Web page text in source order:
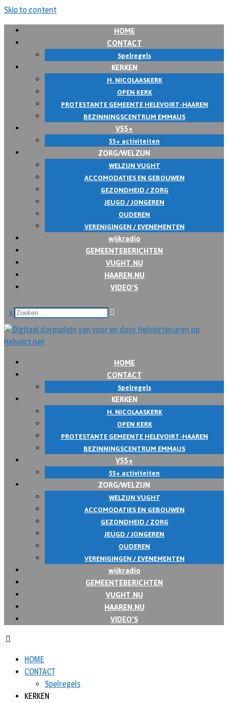
Skip to content
HOME
CONTACT
Spelregels
KERKEN
H. NICOLAASKERK
OPEN KERK
PROTESTANTE GEMEENTE HELEVOIRT-HAAREN
BEZINNINGSCENTRUM EMMAUS
V55+
55+ activiteiten
ZORG/WELZIJN
WELZIJN VUGHT
ACCOMODATIES EN GEBOUWEN
GEZONDHEID / ZORG
JEUGD / JONGEREN
OUDEREN
VERENIGINGEN / EVENEMENTEN
wijkradio
GEMEENTEBERICHTEN
VUGHT.NU
HAAREN.NU
VIDEO’S
x
HOME
CONTACT
Spelregels
KERKEN
H. NICOLAASKERK
OPEN KERK
PROTESTANTE GEMEENTE HELEVOIRT-HAAREN
BEZINNINGSCENTRUM EMMAUS
V55+
55+ activiteiten
ZORG/WELZIJN
WELZIJN VUGHT
ACCOMODATIES EN GEBOUWEN
GEZONDHEID / ZORG
JEUGD / JONGEREN
OUDEREN
VERENIGINGEN / EVENEMENTEN
wijkradio
GEMEENTEBERICHTEN
VUGHT.NU
HAAREN.NU
VIDEO’S
HOME
CONTACT
Spelregels
KERKEN